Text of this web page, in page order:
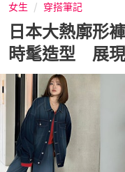
女生 穿搭筆記
日本大熱廓形
時髦造型 展現